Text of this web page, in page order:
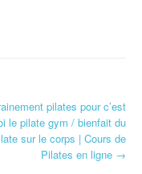
pilates pour c’est
le pilate gym / bienfait du
sur le corps | Cours de
Pilates en ligne →